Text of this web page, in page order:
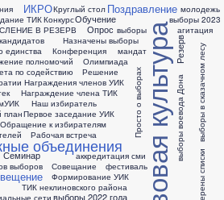
единства
полномочий
В РЕЗЕРВ
по содействию
ТИК
ИКРО
план
Конкурс
объединения
Конференция
Круглый стол
Награждение члена ТИК
Награждения членов УИК
Назначены выборы
Наш избиратель
Обращение к избирателям
Обучение
выборов
Олимпиада
Опрос
Первое заседание УИК
Поздравление
Правовая культура
Просто о выборах
Рабочая встреча
Резерв
Решение
Семинар
Совещание
сети
ТИК неклиновского района
Формирование УИК
агитация
аккредитация сми
выборы
выборы 2022 года
выборы 2023
выборы в сказачном лесу
выборы воевода Дона
заверены списки
мандат
молодежь
фестиваль